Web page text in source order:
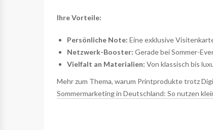
Ihre Vorteile:
Persönliche Note: Eine exklusive
Netzwerk-Booster: Gerade bei Sommer-
Vielfalt an Materialien: Von klassisch bis
Mehr zum Thema, warum Printprodukte trotz
Sommermarketing in Deutschland: So nutzen